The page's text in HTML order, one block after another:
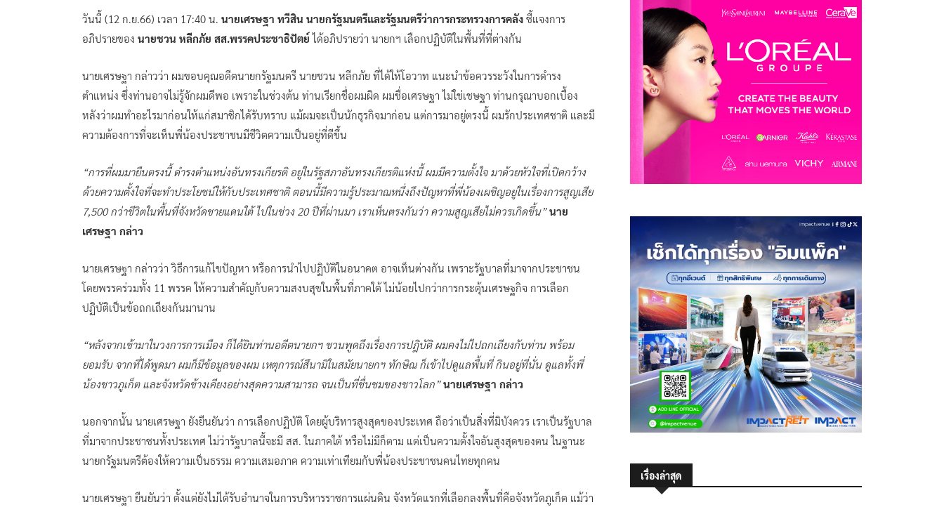
วันนี้ (12 ก.ย.66) เวลา 17:40 น. นายเศรษฐา ทวีสิน นายกรัฐมนตรีและรัฐมนตรีว่าการกระทรวงการคลัง ชี้แจงการ
อภิปรายของ นายชวน หลีกภัย สส.พรรคประชาธิปัตย์ ได้อภิปรายว่า นายกฯ เลือกปฏิบัติในพื้นที่ที่ต่างกัน
นายเศรษฐา กล่าวว่า ผมขอบคุณอดีตนายกรัฐมนตรี นายชวน หลีกภัย ที่ได้ให้โอวาท แนะนำข้อควรระวังในการดำรง
ตำแหน่ง ซึ่งท่านอาจไม่รู้จักผมดีพอ เพราะในช่วงต้น ท่านเรียกชื่อผมผิด ผมชื่อเศรษฐา ไม่ใช่เชษฐา ท่านกรุณาบอกเบื้อง
หลังว่าผมทำอะไรมาก่อนให้แก่สมาชิกได้รับทราบ แม้ผมจะเป็นนักธุรกิจมาก่อน แต่การมาอยู่ตรงนี้ ผมรักประเทศชาติ และมี
ความต้องการที่จะเห็นพี่น้องประชาชนมีชีวิตความเป็นอยู่ที่ดีขึ้น
“การที่ผมมายืนตรงนี้ ดำรงตำแหน่งอันทรงเกียรติ อยู่ในรัฐสภาอันทรงเกียรติแห่งนี้ ผมมีความตั้งใจ มาด้วยหัวใจที่เปิดกว้าง
ด้วยความตั้งใจที่จะทำประโยชน์ให้กับประเทศชาติ ตอนนี้มีความรู้ประมาณหนึ่งถึงปัญหาที่พี่น้องเผชิญอยู่ในเรื่องการสูญเสีย
7,500 กว่าชีวิตในพื้นที่จังหวัดชายแดนใต้ ไปในช่วง 20 ปีที่ผ่านมา เราเห็นตรงกันว่า ความสูญเสียไม่ควรเกิดขึ้น”นาย
เศรษฐา กล่าว
นายเศรษฐา กล่าวว่า วิธีการแก้ไขปัญหา หรือการนำไปปฏิบัติในอนาคต อาจเห็นต่างกัน เพราะรัฐบาลที่มาจากประชาชน
โดยพรรคร่วมทั้ง 11 พรรค ให้ความสำคัญกับความสงบสุขในพื้นที่ภาคใต้ ไม่น้อยไปกว่าการกระตุ้นเศรษฐกิจ การเลือก
ปฏิบัติเป็นข้อถกเถียงกันมานาน
“หลังจากเข้ามาในวงการการเมือง ก็ได้ยินท่านอดีตนายกฯ ชวนพูดถึงเรื่องการปฎิบัติ ผมคงไม่ไปถกเถียงกับท่าน พร้อม
ยอมรับ จากที่ได้พูดมา ผมก็มีข้อมูลของผม เหตุการณ์สึนามิในสมัยนายกฯ ทักษิณ ก็เข้าไปดูแลพื้นที่ กินอยู่ที่นั่น ดูแลทั้งพี่
น้องชาวภูเก็ต และจังหวัดข้างเคียงอย่างสุดความสามารถ จนเป็นที่ชื่นชมของชาวโลก” นายเศรษฐา กล่าว
นอกจากนั้น นายเศรษฐา ยังยืนยันว่า การเลือกปฏิบัติ โดยผู้บริหารสูงสุดของประเทศ ถือว่าเป็นสิ่งที่มิบังควร เราเป็นรัฐบาล
ที่มาจากประชาชนทั้งประเทศ ไม่ว่ารัฐบาลนี้จะมี สส. ในภาคใต้ หรือไม่มีก็ตาม แต่เป็นความตั้งใจอันสูงสุดของตน ในฐานะ
นายกรัฐมนตรีต้องให้ความเป็นธรรม ความเสมอภาค ความเท่าเทียมกับพี่น้องประชาชนคนไทยทุกคน
นายเศรษฐา ยืนยันว่า ตั้งแต่ยังไม่ได้รับอำนาจในการบริหารราชการแผ่นดิน จังหวัดแรกที่เลือกลงพื้นที่คือจังหวัดภูเก็ต แม้ว่า
เรื่องล่าสุด